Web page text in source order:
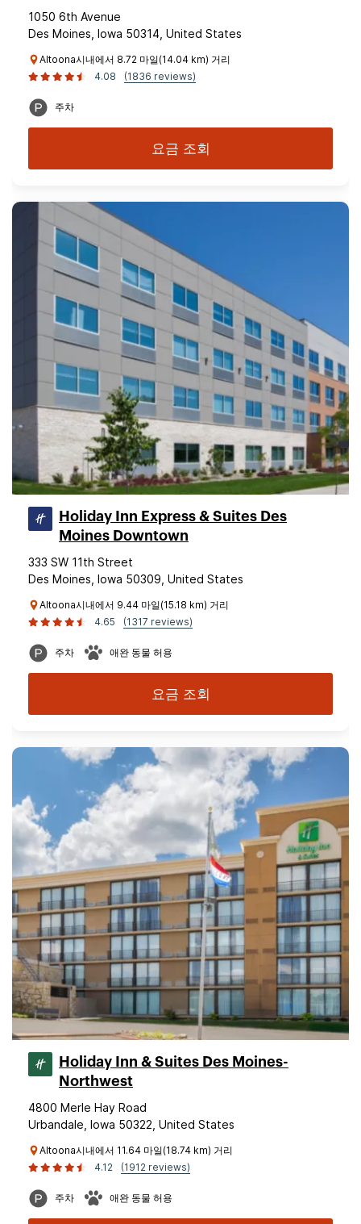
1050 6th Avenue
Des Moines, Iowa 50314, United States
Altoona시내에서 8.72 마일(14.04 km) 거리
4.08
(1836 reviews)
주차
요금 조회
Holiday Inn Express & Suites Des
Moines Downtown
333 SW 11th Street
Des Moines, Iowa 50309, United States
Altoona시내에서 9.44 마일(15.18 km) 거리
4.65
(1317 reviews)
주차 애완 동물 허용
요금 조회
Holiday Inn & Suites Des Moines-
Northwest
4800 Merle Hay Road
Urbandale, Iowa 50322, United States
Altoona시내에서 11.64 마일(18.74 km) 거리
4.12
(1912 reviews)
주차 애완 동물 허용